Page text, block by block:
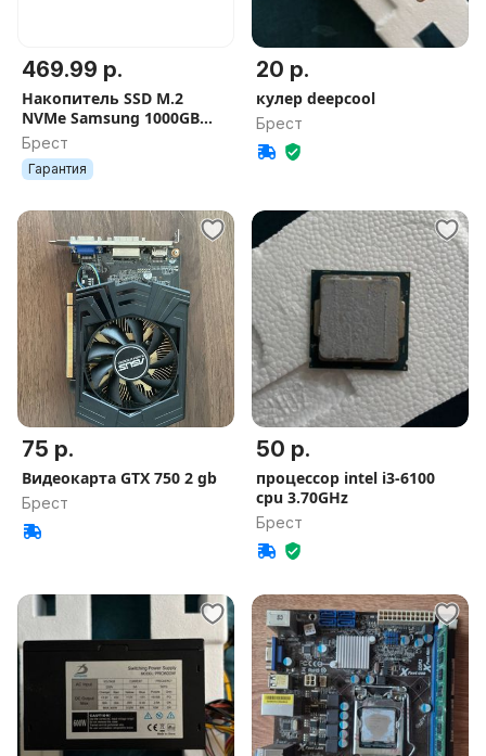
469.99 р.
Накопитель SSD M.2
NVMe Samsung 1000GB
(1Tb)
Брест
Гарантия
20 р.
кулер deepcool
Брест
75 р.
Видеокарта GTX 750 2 gb
Брест
50 р.
процессор intel i3-6100
cpu 3.70GHz
Брест